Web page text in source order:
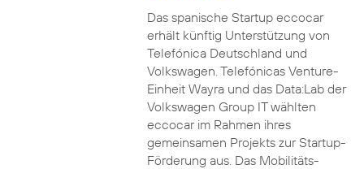
Das spanische Startup eccocar
erhält künftig Unterstützung von
Telefónica Deutschland und
Volkswagen. Telefónicas Venture-
Einheit Wayra und das Data:Lab der
Volkswagen Group IT wählten
eccocar im Rahmen ihres
gemeinsamen Projekts zur Startup-
Förderung aus. Das Mobilitäts-